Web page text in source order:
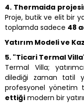
4. Thermaida
Proje, butik ve elit bir
toplamda sadece 48
Yatırım Modeli ve
5. "Ticari Termal
Termal Villa;
dilediği zaman tatil
profesyonel yönetim
ettiği modern bir